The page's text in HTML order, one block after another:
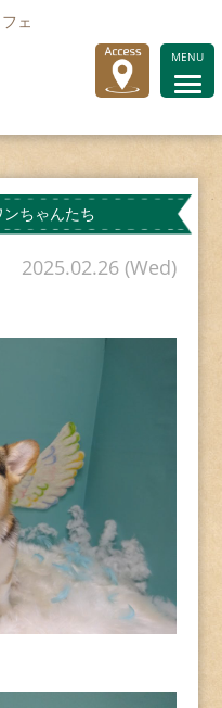
ェ
MENU
ちゃんたち
2025.02.26 (Wed)